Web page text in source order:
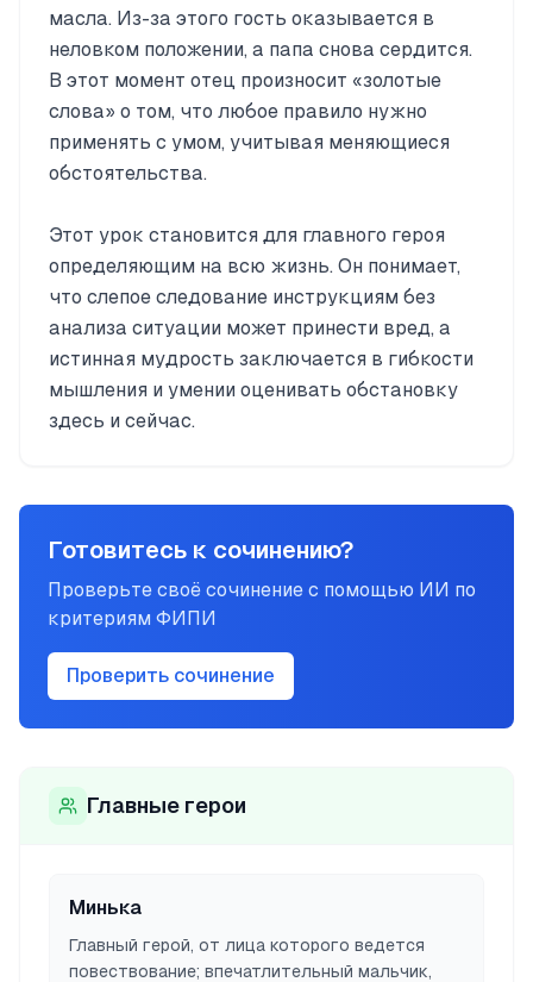
масла. Из-за этого гость оказывается в
неловком положении, а папа снова сердится.
В этот момент отец произносит «золотые
слова» о том, что любое правило нужно
применять с умом, учитывая меняющиеся
обстоятельства.
Этот урок становится для главного героя
определяющим на всю жизнь. Он понимает,
что слепое следование инструкциям без
анализа ситуации может принести вред, а
истинная мудрость заключается в гибкости
мышления и умении оценивать обстановку
здесь и сейчас.
Готовитесь к сочинению?
Проверьте своё сочинение с помощью ИИ по
критериям ФИПИ
Проверить сочинение
Главные герои
Минька
Главный герой, от лица которого ведется
повествование; впечатлительный мальчик,